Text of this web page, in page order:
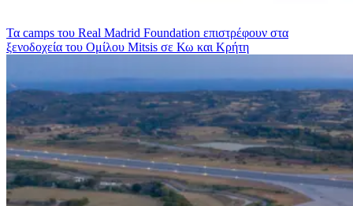
Τα camps του Real Madrid Foundation επιστρέφουν στα
ξενοδοχεία του Ομίλου Mitsis σε Κω και Κρήτη